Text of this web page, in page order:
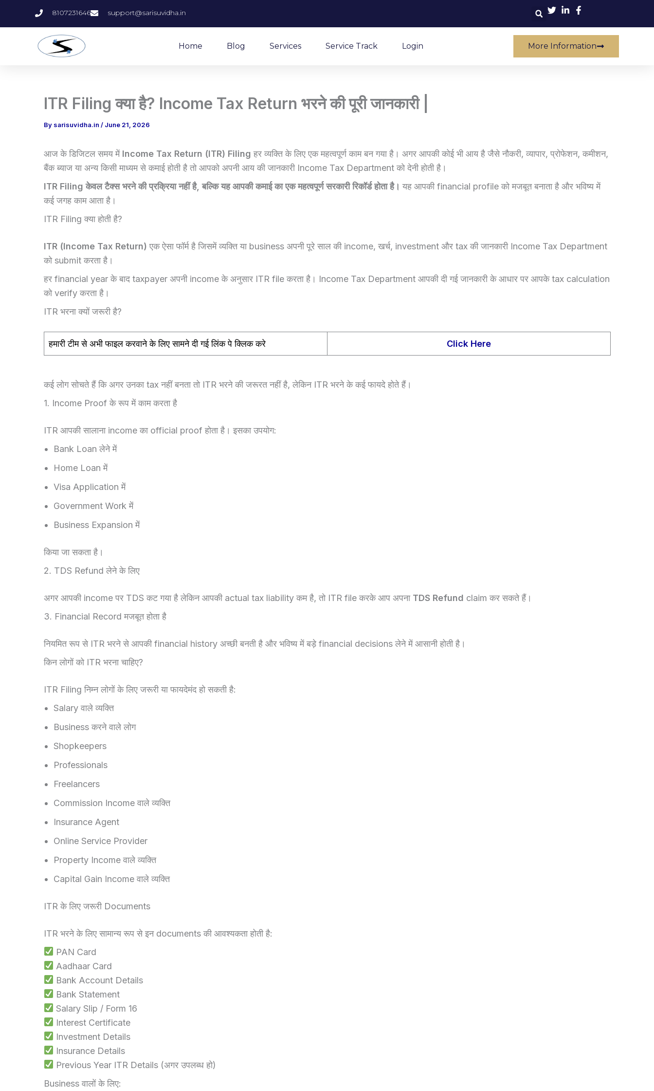
8107231646 support@sarisuvidha.in Search
Home Blog Services Service Track Login More Information
ITR Filing क्या है? Income Tax Return भरने की पूरी जानकारी |
By sarisuvidha.in / June 21, 2026
आज के डिजिटल समय में Income Tax Return (ITR) Filing हर व्यक्ति के लिए एक महत्वपूर्ण काम बन गया है। अगर आपकी कोई भी आय है जैसे नौकरी, व्यापार, प्रोफेशन, कमीशन,
बैंक ब्याज या अन्य किसी माध्यम से कमाई होती है तो आपको अपनी आय की जानकारी Income Tax Department को देनी होती है।
ITR Filing केवल टैक्स भरने की प्रक्रिया नहीं है, बल्कि यह आपकी कमाई का एक महत्वपूर्ण सरकारी रिकॉर्ड होता है। यह आपकी financial profile को मजबूत बनाता है और भविष्य में
कई जगह काम आता है।
ITR Filing क्या होती है?
ITR (Income Tax Return) एक ऐसा फॉर्म है जिसमें व्यक्ति या business अपनी पूरे साल की income, खर्च, investment और tax की जानकारी Income Tax Department
को submit करता है।
हर financial year के बाद taxpayer अपनी income के अनुसार ITR file करता है। Income Tax Department आपकी दी गई जानकारी के आधार पर आपके tax calculation
को verify करता है।
ITR भरना क्यों जरूरी है?
हमारी टीम से अभी फाइल करवाने के लिए सामने दी गई लिंक पे क्लिक करे Click Here
कई लोग सोचते हैं कि अगर उनका tax नहीं बनता तो ITR भरने की जरूरत नहीं है, लेकिन ITR भरने के कई फायदे होते हैं।
1. Income Proof के रूप में काम करता है
ITR आपकी सालाना income का official proof होता है। इसका उपयोग:
Bank Loan लेने में
Home Loan में
Visa Application में
Government Work में
Business Expansion में
किया जा सकता है।
2. TDS Refund लेने के लिए
अगर आपकी income पर TDS कट गया है लेकिन आपकी actual tax liability कम है, तो ITR file करके आप अपना TDS Refund claim कर सकते हैं।
3. Financial Record मजबूत होता है
नियमित रूप से ITR भरने से आपकी financial history अच्छी बनती है और भविष्य में बड़े financial decisions लेने में आसानी होती है।
किन लोगों को ITR भरना चाहिए?
ITR Filing निम्न लोगों के लिए जरूरी या फायदेमंद हो सकती है:
Salary वाले व्यक्ति
Business करने वाले लोग
Shopkeepers
Professionals
Freelancers
Commission Income वाले व्यक्ति
Insurance Agent
Online Service Provider
Property Income वाले व्यक्ति
Capital Gain Income वाले व्यक्ति
ITR के लिए जरूरी Documents
ITR भरने के लिए सामान्य रूप से इन documents की आवश्यकता होती है:
PAN Card
Aadhaar Card
Bank Account Details
Bank Statement
Salary Slip / Form 16
Interest Certificate
Investment Details
Insurance Details
Previous Year ITR Details (अगर उपलब्ध हो)
Business वालों के लिए: